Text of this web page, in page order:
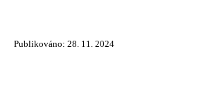
Publikováno: 28. 11. 2024